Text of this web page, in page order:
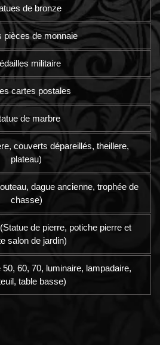
de bronze
pièces de monnaie
militaire
cartes postales
de marbre
couverts dépareillés, theillere,
plateau)
dague ancienne, trophée de
chasse)
de pierre, potiche pierre et
salon de jardin)
60, 70, luminaire, lampadaire,
table basse)